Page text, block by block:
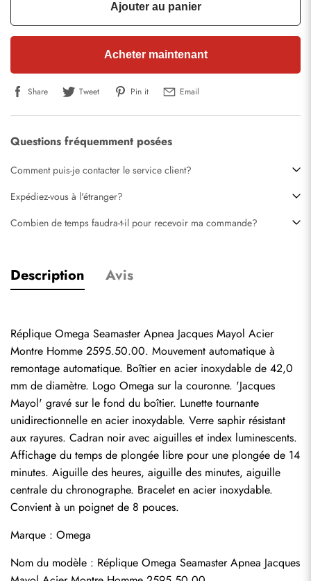
Ajouter au panier
Acheter maintenant
Share Tweet Pin it Email
Questions fréquemment posées
Comment puis-je contacter le service client?
Expédiez-vous à l'étranger?
Combien de temps faudra-t-il pour recevoir ma commande?
Description Avis
Réplique Omega Seamaster Apnea Jacques Mayol Acier
Montre Homme 2595.50.00. Mouvement automatique à
remontage automatique. Boîtier en acier inoxydable de 42,0
mm de diamètre. Logo Omega sur la couronne. 'Jacques
Mayol' gravé sur le fond du boîtier. Lunette tournante
unidirectionnelle en acier inoxydable. Verre saphir résistant
aux rayures. Cadran noir avec aiguilles et index luminescents.
Affichage du temps de plongée libre pour une plongée de 14
minutes. Aiguille des heures, aiguille des minutes, aiguille
centrale du chronographe. Bracelet en acier inoxydable.
Convient à un poignet de 8 pouces.
Marque : Omega
Nom du modèle : Réplique Omega Seamaster Apnea Jacques